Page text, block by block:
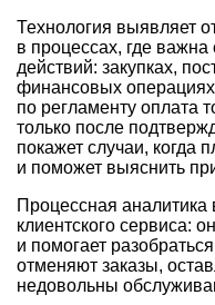
Технология выявляет
в процессах, где важна
действий: закупках,
финансовых
по регламенту оплата
только после
покажет случаи,
и поможет выяснить
Процессная аналитика
клиентского сервиса:
и помогает
отменяют заказы,
недовольны